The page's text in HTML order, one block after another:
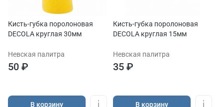
Кисть-губка поролоновая
DECOLA круглая 30мм
Невская палитра
50 ₽
В корзину
Кисть-губка поролоновая
DECOLA круглая 15мм
Невская палитра
35 ₽
В корзину